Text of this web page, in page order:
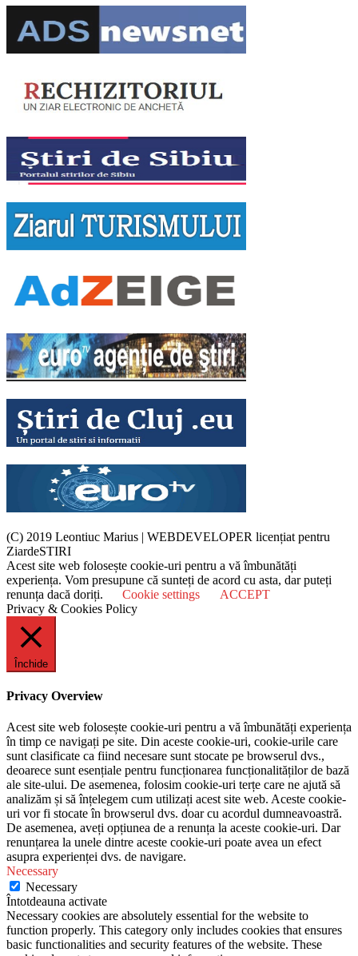
(C) 2019 Leontiuc Marius | WEBDEVELOPER licențiat pentru
ZiardeSTIRI
Acest site web folosește cookie-uri pentru a vă îmbunătăți
experiența. Vom presupune că sunteți de acord cu asta, dar puteți
renunța dacă doriți.
Cookie settings
ACCEPT
Privacy & Cookies Policy
Închide
Privacy Overview
Acest site web folosește cookie-uri pentru a vă îmbunătăți experiența
în timp ce navigați pe site. Din aceste cookie-uri, cookie-urile care
sunt clasificate ca fiind necesare sunt stocate pe browserul dvs.,
deoarece sunt esențiale pentru funcționarea funcționalităților de bază
ale site-ului. De asemenea, folosim cookie-uri terțe care ne ajută să
analizăm și să înțelegem cum utilizați acest site web. Aceste cookie-
uri vor fi stocate în browserul dvs. doar cu acordul dumneavoastră.
De asemenea, aveți opțiunea de a renunța la aceste cookie-uri. Dar
renunțarea la unele dintre aceste cookie-uri poate avea un efect
asupra experienței dvs. de navigare.
Necessary
Necessary
Întotdeauna activate
Necessary cookies are absolutely essential for the website to
function properly. This category only includes cookies that ensures
basic functionalities and security features of the website. These